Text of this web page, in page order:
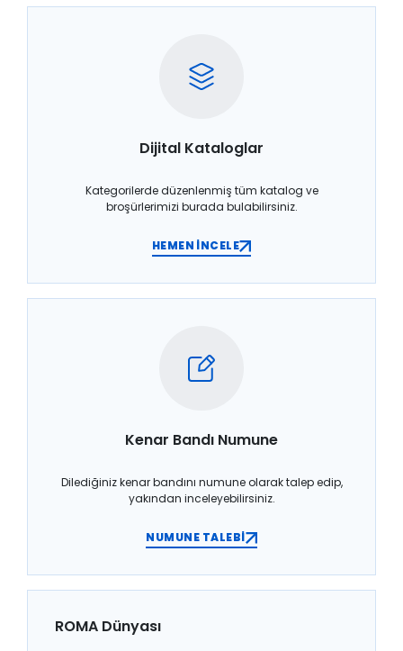
Dijital Kataloglar
Kategorilerde düzenlenmiş tüm katalog ve
broşürlerimizi burada bulabilirsiniz.
HEMEN İNCELE
Kenar Bandı Numune
Dilediğiniz kenar bandını numune olarak talep edip,
yakından inceleyebilirsiniz.
NUMUNE TALEBİ
ROMA Dünyası